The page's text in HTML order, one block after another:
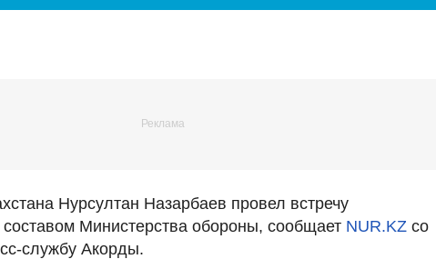
Нурсултан Назарбаев провел встречу
Министерства обороны, сообщает NUR.KZ со
службу Акорды.